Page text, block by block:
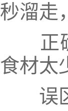
秒溜走
正确
食材太
误区